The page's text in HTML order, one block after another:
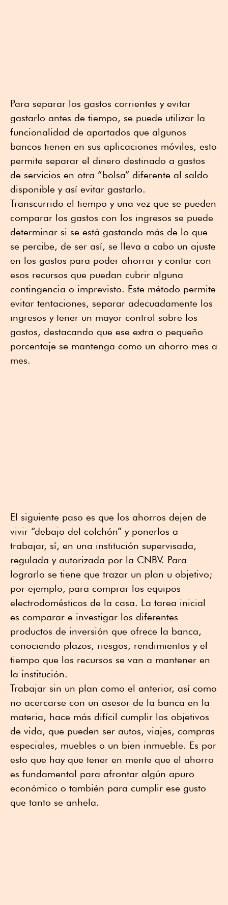
Para separar los gastos corrientes y evitar
gastarlo antes de tiempo, se puede utilizar la
funcionalidad de apartados que algunos
bancos tienen en sus aplicaciones móviles, esto
permite separar el dinero destinado a gastos
de servicios en otra “bolsa” diferente al saldo
disponible y así evitar gastarlo.
Transcurrido el tiempo y una vez que se pueden
comparar los gastos con los ingresos se puede
determinar si se está gastando más de lo que
se percibe, de ser así, se lleva a cabo un ajuste
en los gastos para poder ahorrar y contar con
esos recursos que puedan cubrir alguna
contingencia o imprevisto. Este método permite
evitar tentaciones, separar adecuadamente los
ingresos y tener un mayor control sobre los
gastos, destacando que ese extra o pequeño
porcentaje se mantenga como un ahorro mes a
mes.
El siguiente paso es que los ahorros dejen de
vivir “debajo del colchón” y ponerlos a
trabajar, sí, en una institución supervisada,
regulada y autorizada por la CNBV. Para
lograrlo se tiene que trazar un plan u objetivo;
por ejemplo, para comprar los equipos
electrodomésticos de la casa. La tarea inicial
es comparar e investigar los diferentes
productos de inversión que ofrece la banca,
conociendo plazos, riesgos, rendimientos y el
tiempo que los recursos se van a mantener en
la institución.
Trabajar sin un plan como el anterior, así como
no acercarse con un asesor de la banca en la
materia, hace más difícil cumplir los objetivos
de vida, que pueden ser autos, viajes, compras
especiales, muebles o un bien inmueble. Es por
esto que hay que tener en mente que el ahorro
es fundamental para afrontar algún apuro
económico o también para cumplir ese gusto
que tanto se anhela.